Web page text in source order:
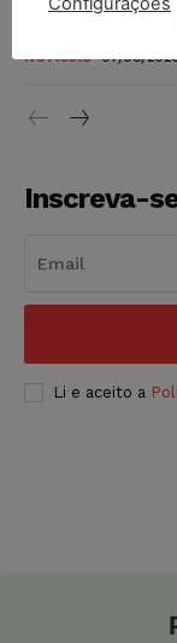
vendia canetas
NOTÍCIAS 07/08/
Inscreva-
Li e aceito a